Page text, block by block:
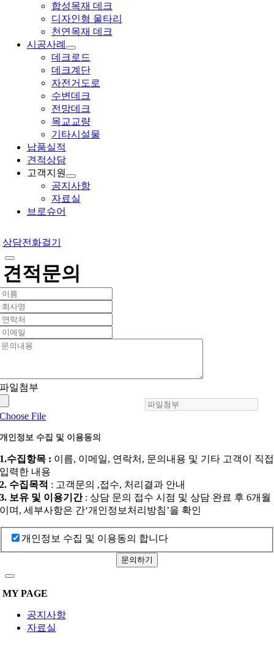
합성목재 데크
디자인형 울타리
천연목재 데크
시공사례
데크로드
데크계단
자전거도로
수변데크
전망데크
목교교량
기타시설물
납품실적
견적상담
고객지원
공지사항
자료실
브로슈어
상담전화걸기
견적문의
파일첨부
Choose File
개인정보 수집 및 이용동의
1.수집항목 : 이름, 이메일, 연락처, 문의내용 및 기타 고객이 직접
입력한 내용
2. 수집목적 : 고객문의 ,접수, 처리결과 안내
3. 보유 및 이용기간: 상담 문의 접수 시점 및 상담 완료 후 6개월
이며, 세부사항은 간‘개인정보처리방침’을 확인
개인정보 수집 및 이용동의 합니다
문의하기
MY PAGE
공지사항
자료실